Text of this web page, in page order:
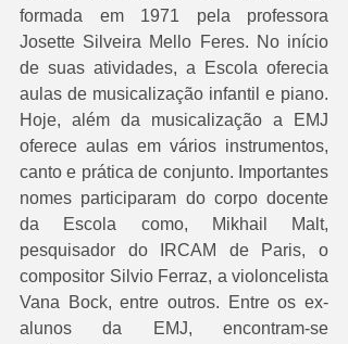
formada em 1971 pela professora
Josette Silveira Mello Feres. No início
de suas atividades, a Escola oferecia
aulas de musicalização infantil e piano.
Hoje, além da musicalização a EMJ
oferece aulas em vários instrumentos,
canto e prática de conjunto. Importantes
nomes participaram do corpo docente
da Escola como, Mikhail Malt,
pesquisador do IRCAM de Paris, o
compositor Silvio Ferraz, a violoncelista
Vana Bock, entre outros. Entre os ex-
alunos da EMJ, encontram-se